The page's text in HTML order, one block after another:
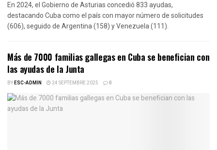
En 2024, el Gobierno de Asturias concedió 833 ayudas,
destacando Cuba como el país con mayor número de solicitudes
(606), seguido de Argentina (158) y Venezuela (111).
Más de 7000 familias gallegas en Cuba se benefician con
las ayudas de la Junta
BYESC-ADMIN 24 SEPTEMBRE 2025 0